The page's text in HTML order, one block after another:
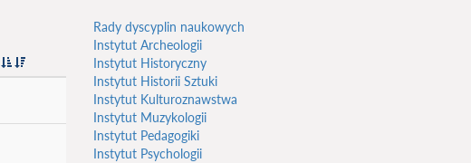
Rady dyscyplin naukowych
Instytut Archeologii
Instytut Historyczny
Instytut Historii Sztuki
Instytut Kulturoznawstwa
Instytut Muzykologii
Instytut Pedagogiki
Instytut Psychologii